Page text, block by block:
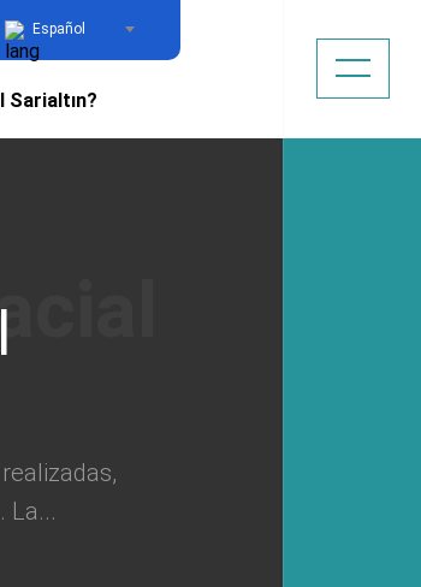
Español
Sarialtın?
La...